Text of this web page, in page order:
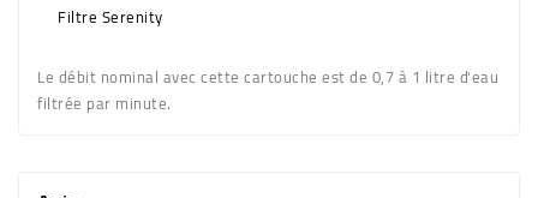
Filtre Serenity
Le débit nominal avec cette cartouche est de 0,7 à 1 litre d'eau
filtrée par minute.